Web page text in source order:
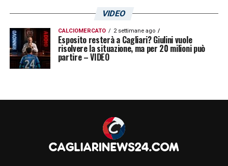
VIDEO
CALCIOMERCATO 2 settimane ago
Esposito resterà a Cagliari? Giulini vuole
risolvere la situazione, ma per 20 milioni può
partire – VIDEO